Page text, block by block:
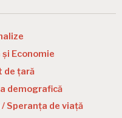
Economie
de țară
demografică
Speranța de viață